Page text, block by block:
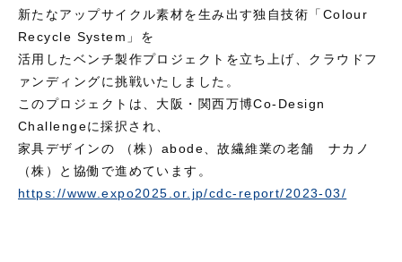
新たなアップサイクル素材を生み出す独自技術「Colour
Recycle System」を
活用したベンチ製作プロジェクトを立ち上げ、クラウドフ
ァンディングに挑戦いたしました。
このプロジェクトは、大阪・関西万博Co-Design
Challengeに採択され、
家具デザインの （株）abode、故繊維業の老舗 ナカノ
（株）と協働で進めています。
https://www.expo2025.or.jp/cdc-report/2023-03/